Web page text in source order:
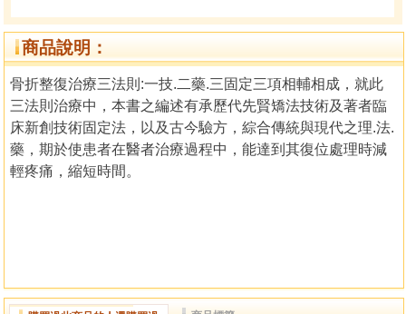
商品說明：
骨折整復治療三法則:一技.二藥.三固定三項相輔相成，就此
三法則治療中，本書之編述有承歷代先賢矯法技術及著者臨
床新創技術固定法，以及古今驗方，綜合傳統與現代之理.法.
藥，期於使患者在醫者治療過程中，能達到其復位處理時減
輕疼痛，縮短時間。